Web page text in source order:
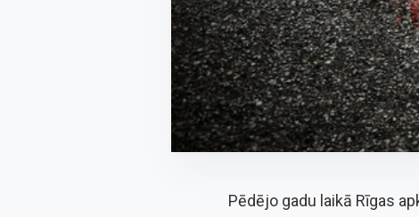
Pēdējo gadu laikā Rīgas